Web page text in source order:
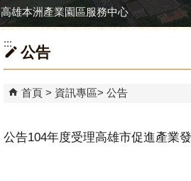
高雄本洲產業園區服務中心
:::
公告
首頁 資訊專區 公告
公告104年度受理高雄市促進產業